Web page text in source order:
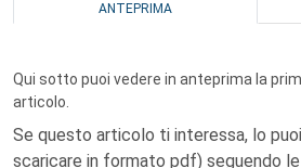
ANTEPRIMA
Qui sotto puoi vedere in anteprima la
articolo.
Se questo articolo ti interessa, lo
scaricare in formato pdf) seguendo